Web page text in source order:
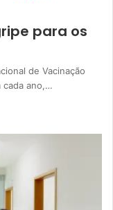
para os
de Vacinação
cada ano,…